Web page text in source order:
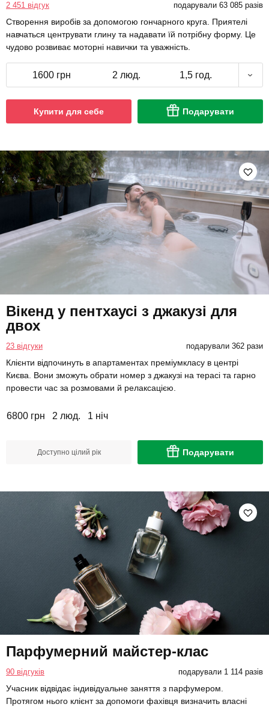
2 451 відгук подарували 63 085 разів
Створення виробів за допомогою гончарного круга. Приятелі
навчаться центрувати глину та надавати їй потрібну форму. Це
чудово розвиває моторні навички та уважність.
1600 грн 2 люд. 1,5 год.
Купити для себе Подарувати
Вікенд у пентхаусі з джакузі для
двох
23 відгуки подарували 362 рази
Клієнти відпочинуть в апартаментах преміумкласу в центрі
Києва. Вони зможуть обрати номер з джакузі на терасі та гарно
провести час за розмовами й релаксацією.
6800 грн 2 люд. 1 ніч
Доступно цілий рік Подарувати
Парфумерний майстер-клас
90 відгуків подарували 1 114 разів
Учасник відвідає індивідуальне заняття з парфумером.
Протягом нього клієнт за допомоги фахівця визначить власні